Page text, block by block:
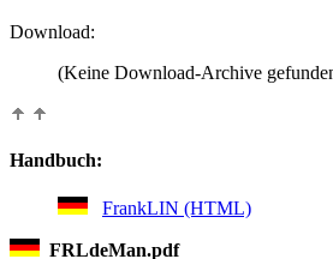
Download:
(Keine Download-Archive
Handbuch:
FrankLIN (HTML)
FRLdeMan.pdf